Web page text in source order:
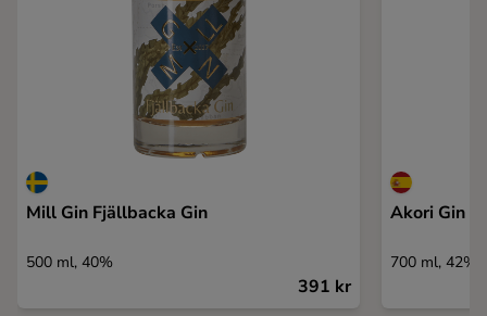
Mill Gin Fjällbacka Gin
500 ml, 40%
391 kr
Akori Gin
700 ml, 42%